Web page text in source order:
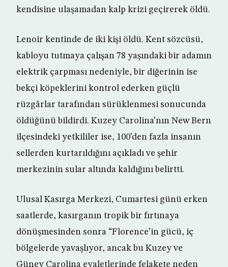
kendisine ulaşamadan kalp krizi geçirerek öldü.
Lenoir kentinde de iki kişi öldü. Kent sözcüsü,
kabloyu tutmaya çalışan 78 yaşındaki bir adamın
elektrik çarpması nedeniyle, bir diğerinin ise
bekçi köpeklerini kontrol ederken güçlü
rüzgârlar tarafından sürüklenmesi sonucunda
öldüğünü bildirdi. Kuzey Carolina’nın New Bern
ilçesindeki yetkililer ise, 100’den fazla insanın
sellerden kurtarıldığını açıkladı ve şehir
merkezinin sular altında kaldığını belirtti.
Ulusal Kasırga Merkezi, Cumartesi günü erken
saatlerde, kasırganın tropik bir fırtınaya
dönüşmesinden sonra “Florence’in gücü, iç
bölgelerde yavaşlıyor, ancak bu Kuzey ve
Güney Carolina eyaletlerinde felakete neden